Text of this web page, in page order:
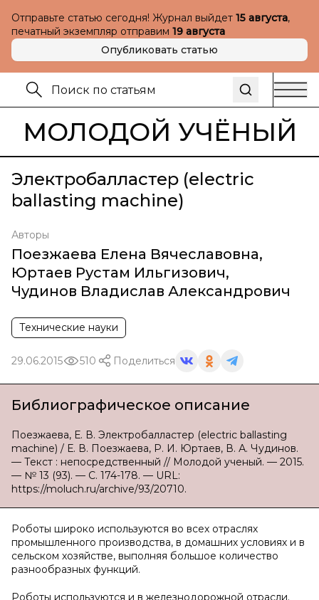
Отправьте статью сегодня! Журнал выйдет 15 августа,
печатный экземпляр отправим 19 августа
Опубликовать статью
МОЛОДОЙ УЧЁНЫЙ
Электробалластер (electric
ballasting machine)
Авторы
Поезжаева Елена Вячеславовна,
Юртаев Рустам Ильгизович,
Чудинов Владислав Александрович
Технические науки
29.06.2015 510 Поделиться
Библиографическое описание
Поезжаева, Е. В. Электробалластер (electric ballasting
machine) / Е. В. Поезжаева, Р. И. Юртаев, В. А. Чудинов.
— Текст : непосредственный // Молодой ученый. — 2015.
— № 13 (93). — С. 174-178. — URL:
https://moluch.ru/archive/93/20710.
Роботы широко используются во всех отраслях
промышленного производства, в домашних условиях и в
сельском хозяйстве, выполняя большое количество
разнообразных функций.
Роботы используются и в железнодорожной отрасли.